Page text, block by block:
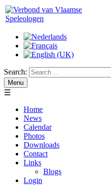
Search:
Menu
☰
Home
News
Calendar
Photos
Downloads
Contact
Links
Blogs
Login